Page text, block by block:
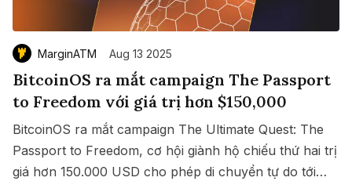
MarginATM Aug 13 2025
BitcoinOS ra mắt campaign The Passport
to Freedom với giá trị hơn $150,000
BitcoinOS ra mắt campaign The Ultimate Quest: The
Passport to Freedom, cơ hội giành hộ chiếu thứ hai trị
giá hơn 150.000 USD cho phép di chuyển tự do tới
SaveCopy link